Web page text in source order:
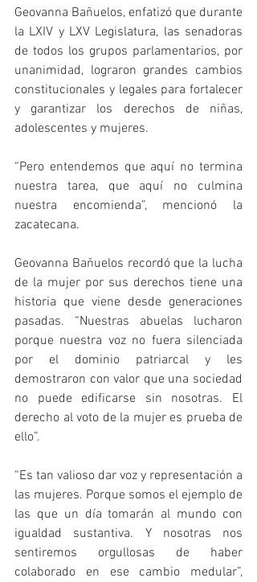
Geovanna Bañuelos, enfatizó que durante
la LXIV y LXV Legislatura, las senadoras
de todos los grupos parlamentarios, por
unanimidad, lograron grandes cambios
constitucionales y legales para fortalecer
y garantizar los derechos de niñas,
adolescentes y mujeres.
“Pero entendemos que aquí no termina
nuestra tarea, que aquí no culmina
nuestra encomienda”, mencionó la
zacatecana.
Geovanna Bañuelos recordó que la lucha
de la mujer por sus derechos tiene una
historia que viene desde generaciones
pasadas. “Nuestras abuelas lucharon
porque nuestra voz no fuera silenciada
por el dominio patriarcal y les
demostraron con valor que una sociedad
no puede edificarse sin nosotras. El
derecho al voto de la mujer es prueba de
ello”.
“Es tan valioso dar voz y representación a
las mujeres. Porque somos el ejemplo de
las que un día tomarán al mundo con
igualdad sustantiva. Y nosotras nos
sentiremos orgullosas de haber
colaborado en ese cambio medular”,